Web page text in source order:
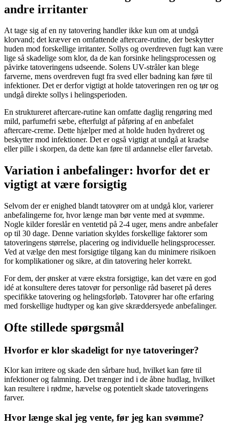
andre irritanter
At tage sig af en ny tatovering handler ikke kun om at undgå
klorvand; det kræver en omfattende aftercare-rutine, der beskytter
huden mod forskellige irritanter. Sollys og overdreven fugt kan være
lige så skadelige som klor, da de kan forsinke helingsprocessen og
påvirke tatoveringens udseende. Solens UV-stråler kan blege
farverne, mens overdreven fugt fra sved eller badning kan føre til
infektioner. Det er derfor vigtigt at holde tatoveringen ren og tør og
undgå direkte sollys i helingsperioden.
En struktureret aftercare-rutine kan omfatte daglig rengøring med
mild, parfumefri sæbe, efterfulgt af påføring af en anbefalet
aftercare-creme. Dette hjælper med at holde huden hydreret og
beskytter mod infektioner. Det er også vigtigt at undgå at kradse
eller pille i skorpen, da dette kan føre til ardannelse eller farvetab.
Variation i anbefalinger: hvorfor det er
vigtigt at være forsigtig
Selvom der er enighed blandt tatovører om at undgå klor, varierer
anbefalingerne for, hvor længe man bør vente med at svømme.
Nogle kilder foreslår en ventetid på 2-4 uger, mens andre anbefaler
op til 30 dage. Denne variation skyldes forskellige faktorer som
tatoveringens størrelse, placering og individuelle helingsprocesser.
Ved at vælge den mest forsigtige tilgang kan du minimere risikoen
for komplikationer og sikre, at din tatovering heler korrekt.
For dem, der ønsker at være ekstra forsigtige, kan det være en god
idé at konsultere deres tatovør for personlige råd baseret på deres
specifikke tatovering og helingsforløb. Tatovører har ofte erfaring
med forskellige hudtyper og kan give skræddersyede anbefalinger.
Ofte stillede spørgsmål
Hvorfor er klor skadeligt for nye tatoveringer?
Klor kan irritere og skade den sårbare hud, hvilket kan føre til
infektioner og falmning. Det trænger ind i de åbne hudlag, hvilket
kan resultere i rødme, hævelse og potentielt skade tatoveringens
farver.
Hvor længe skal jeg vente, før jeg kan svømme?